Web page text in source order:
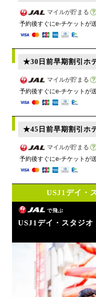
マイルが貯まる
予約後すぐにe-チケットが
★30日前早期割引ホ
マイルが貯まる
予約後すぐにe-チケットが
★45日前早期割引ホ
マイルが貯まる
予約後すぐにe-チケットが
USJ1デイ・
で飛ぶ
USJ1デイ・スタジ